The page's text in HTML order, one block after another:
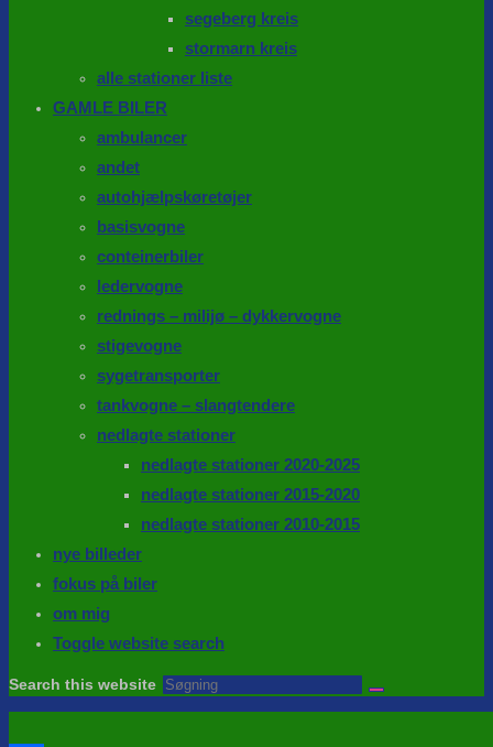
segeberg kreis
stormarn kreis
alle stationer liste
GAMLE BILER
ambulancer
andet
autohjælpskøretøjer
basisvogne
conteinerbiler
ledervogne
rednings – milijø – dykkervogne
stigevogne
sygetransporter
tankvogne – slangtendere
nedlagte stationer
nedlagte stationer 2020-2025
nedlagte stationer 2015-2020
nedlagte stationer 2010-2015
nye billeder
fokus på biler
om mig
Toggle website search
Search this website